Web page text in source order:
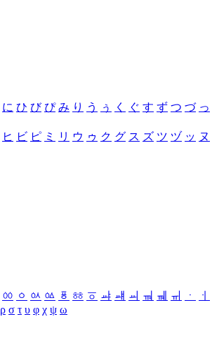
に ひ び ぴ み り う ぅ く ぐ す ず つ づ っ
ヒ ビ ピ ミ リ ウ ゥ ク グ ス ズ ツ ヅ ッ ヌ
ㆀ ㆁ ㆂ ㆃ ㆄ ㆅ ㆆ ㆇ ㆈ ㆉ ㆊ ㆋ ㆌ ㆍ
ㆎ
ρ σ τ υ φ χ ψ ω